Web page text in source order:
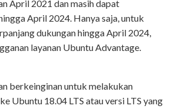
April 2021 dan masih dapat
April 2024. Hanya saja, untuk
dukungan hingga April 2024,
layanan Ubuntu Advantage.
berkeinginan untuk melakukan
Ubuntu 18.04 LTS atau versi LTS yang